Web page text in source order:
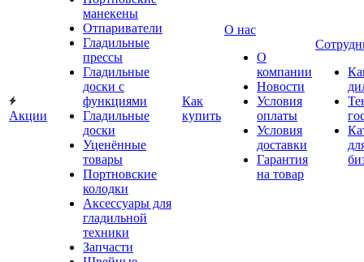
Акции
манекены
Отпариватели
Гладильные
прессы
Гладильные
доски с
функциями
Гладильные
доски
Уценённые
товары
Портновские
колодки
Аксессуары для
гладильной
техники
Запчасти
Как
купить
О нас
О
компании
Новости
Условия
оплаты
Условия
доставки
Гарантия
на товар